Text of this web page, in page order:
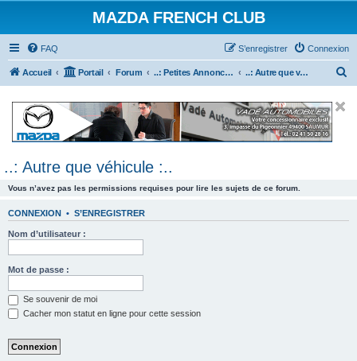
MAZDA FRENCH CLUB
FAQ Connexion
S’enregistrer
Accueil Portail Forum ..: Petites Annonces :.. (achats / ventes) ..: Autre que véhicule :..
e
..: Autre que véhicule :..
Vous n’avez pas les permissions requises pour lire les sujets de ce forum.
CONNEXION • S’ENREGISTRER
Nom d’utilisateur :
Mot de passe :
Se souvenir de moi
Cacher mon statut en ligne pour cette session